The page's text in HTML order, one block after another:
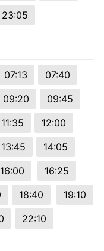
23:05
07:13
07:40
09:20
09:45
11:35
12:00
13:45
14:05
16:00
16:25
18:40
19:10
22:10